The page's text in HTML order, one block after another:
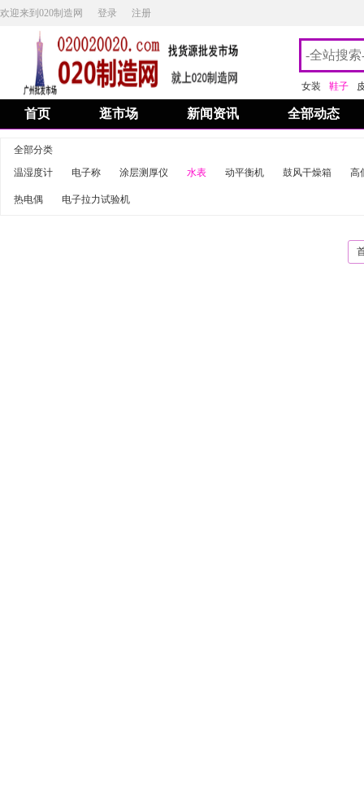
欢迎来到020制造网 登录 注册
女装 鞋子
首页 逛市场 新闻资讯 全部动态
全部分类
温湿度计
电子称 涂层测厚仪 水表 动平衡机 鼓风干燥箱 高
热电偶 电子拉力试验机